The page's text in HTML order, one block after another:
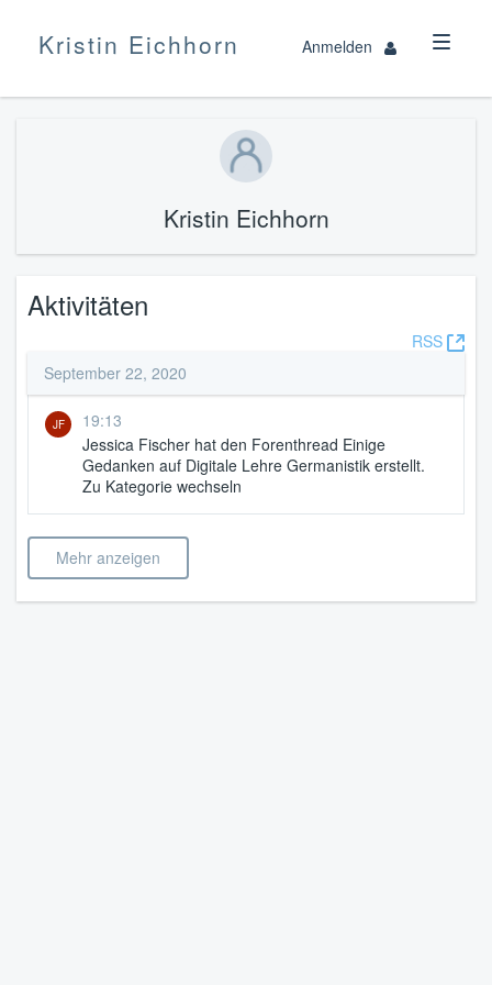
Anmelden
Kristin Eichhorn
Kristin Eichhorn
Aktivitäten
RSS
September 22, 2020
JF
19:13
Jessica Fischer hat den Forenthread Einige
Gedanken auf Digitale Lehre Germanistik erstellt.
Zu Kategorie wechseln
Mehr anzeigen